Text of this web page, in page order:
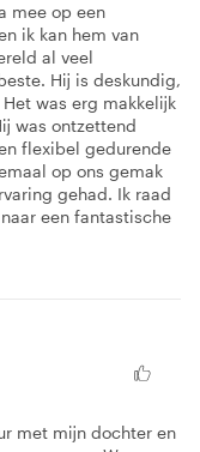
mee op een
ik kan hem van
al veel
Hij is deskundig,
was erg makkelijk
was ontzettend
flexibel gedurende
op ons gemak
gehad. Ik raad
een fantastische
met mijn dochter en